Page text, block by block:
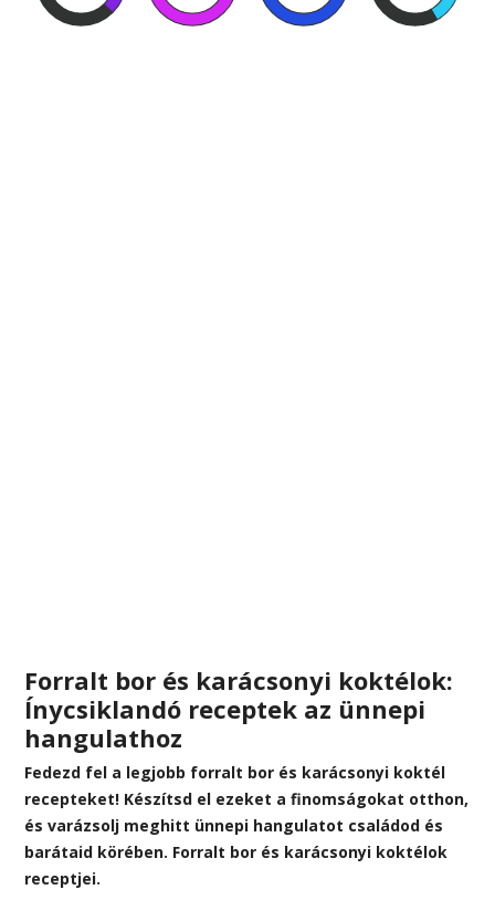
Forralt bor és karácsonyi koktélok:
Ínycsiklandó receptek az ünnepi
hangulathoz
Fedezd fel a legjobb forralt bor és karácsonyi koktél
recepteket! Készítsd el ezeket a finomságokat otthon,
és varázsolj meghitt ünnepi hangulatot családod és
barátaid körében. Forralt bor és karácsonyi koktélok
receptjei.